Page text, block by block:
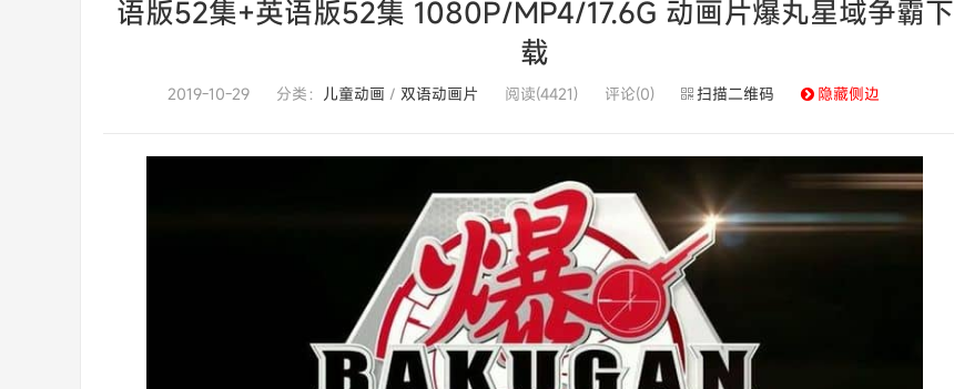
语版52集+英语版52集 1080P/MP4/17.6G 动画片爆丸星域争霸下
载
2019-10-29 分类： 儿童动画 / 双语动画片 阅读(4421) 评论(0) 扫描二维码 隐藏侧边